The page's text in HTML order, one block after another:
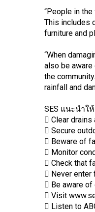
“People in
This includes
furniture and
“When
also be
the
rainfall and
SES แนะนำใ
 Clear
 Secure
 Beware of
 Monitor
 Check that
 Never enter
 Be aware
 Visit
 Listen to